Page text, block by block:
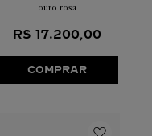
ouro rosa
R$ 17.200,00
COMPRAR